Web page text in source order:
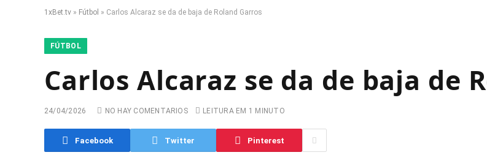
1xBet.tv » Fútbol » Carlos Alcaraz se da de baja de Roland Garros
FÚTBOL
Carlos Alcaraz se da de baja de
24/04/2026 NO HAY COMENTARIOS LEITURA EM 1 MINUTO
Facebook Twitter Pinterest